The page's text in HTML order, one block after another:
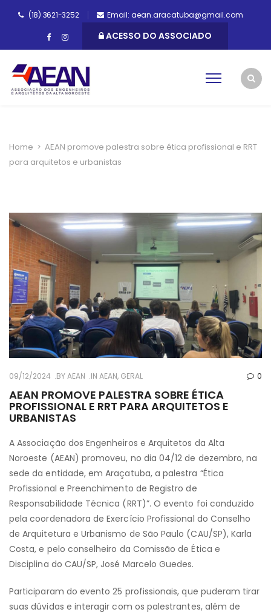
(18) 3621-3252 Email: aean.aracatuba@gmail.com
ACESSO DO ASSOCIADO
Home > AEAN promove palestra sobre ética profissional e RRT
para arquitetos e urbanistas
09/12/2024 BYAEAN IN AEAN, GERAL 0
AEAN PROMOVE PALESTRA SOBRE ÉTICA
PROFISSIONAL E RRT PARA ARQUITETOS E
URBANISTAS
A Associação dos Engenheiros e Arquitetos da Alta
Noroeste (AEAN) promoveu, no dia 04/12 de dezembro, na
sede da entidade, em Araçatuba, a palestra “Ética
Profissional e Preenchimento de Registro de
Responsabilidade Técnica (RRT)”. O evento foi conduzido
pela coordenadora de Exercício Profissional do Conselho
de Arquitetura e Urbanismo de São Paulo (CAU/SP), Karla
Costa, e pelo conselheiro da Comissão de Ética e
Disciplina do CAU/SP, José Marcelo Guedes.
Participaram do evento 25 profissionais, que puderam tirar
suas dúvidas e interagir com os palestrantes, além de